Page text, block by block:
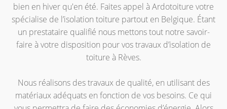
bien en hiver qu'en été. Faites appel à Ardotoiture votre
spécialise de l’isolation toiture partout en Belgique. Étant
un prestataire qualifié nous mettons tout notre savoir-
faire à votre disposition pour vos travaux d’isolation de
toiture à Rèves.
Nous réalisons des travaux de qualité, en utilisant des
matériaux adéquats en fonction de vos besoins. Ce qui